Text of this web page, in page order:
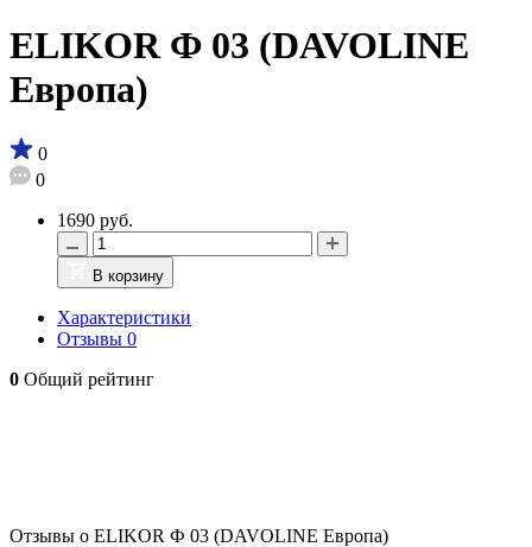
ELIKOR Ф 03 (DAVOLINE
Европа)
0
0
1690 руб.
В корзину
Характеристики
Отзывы 0
0 Общий рейтинг
Отзывы о ELIKOR Ф 03 (DAVOLINE Европа)